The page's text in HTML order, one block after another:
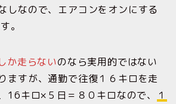
しなので、エアコンをオンにする
。
か走らないのなら実用的ではない
ますが、通勤で往復１６キロを走
16キロ×５日＝８０キロなので、
１